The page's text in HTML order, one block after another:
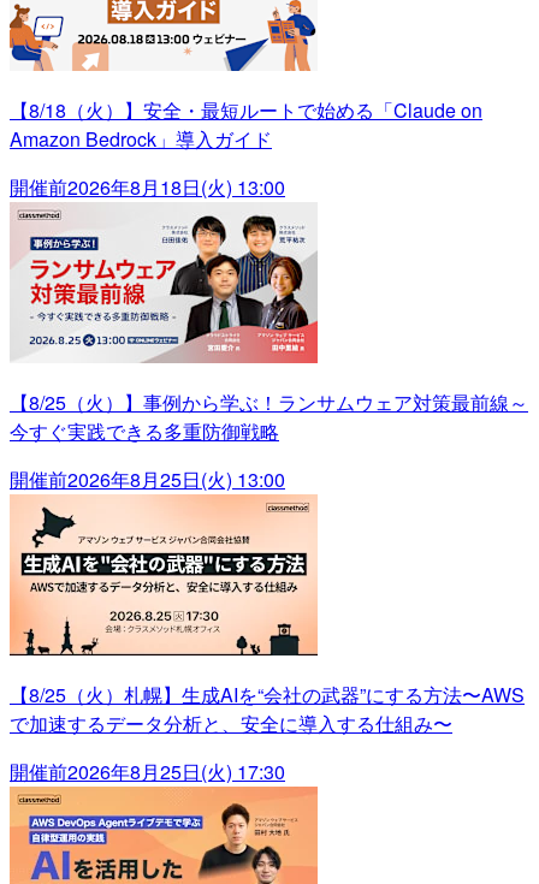
【8/18（火）】安全・最短ルートで始める「Claude on
Amazon Bedrock」導入ガイド
開催前2026年8月18日(火) 13:00
【8/25（火）】事例から学ぶ！ランサムウェア対策最前線～
今すぐ実践できる多重防御戦略
開催前2026年8月25日(火) 13:00
【8/25（火）札幌】生成AIを“会社の武器”にする方法〜AWS
で加速するデータ分析と、安全に導入する仕組み〜
開催前2026年8月25日(火) 17:30